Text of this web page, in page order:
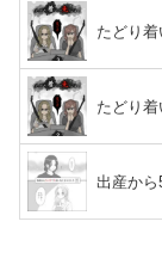
たどり
たどり
出産か